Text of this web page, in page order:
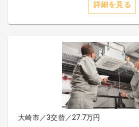
詳細を見る
大崎市／3交替／27.7万円